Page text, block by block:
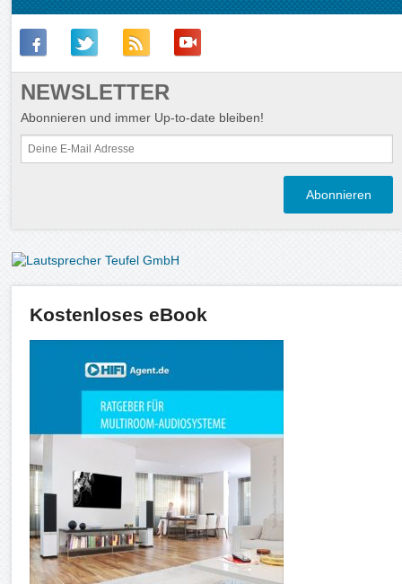
NEWSLETTER
Abonnieren und immer Up-to-date bleiben!
Kostenloses eBook